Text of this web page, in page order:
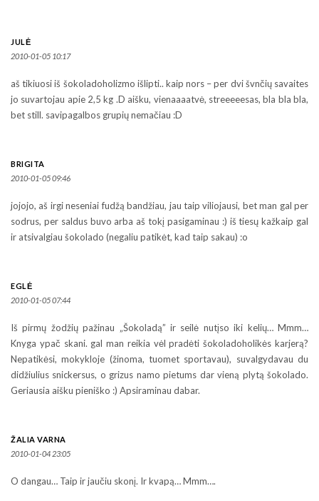
JULĖ
2010-01-05 10:17
aš tikiuosi iš šokoladoholizmo išlipti.. kaip nors – per dvi švnčių savaites
jo suvartojau apie 2,5 kg .D aišku, vienaaaatvė, streeeeesas, bla bla bla,
bet still. savipagalbos grupių nemačiau :D
BRIGITA
2010-01-05 09:46
jojojo, aš irgi neseniai fudžą bandžiau, jau taip viliojausi, bet man gal per
sodrus, per saldus buvo arba aš tokį pasigaminau :) iš tiesų kažkaip gal
ir atsivalgiau šokolado (negaliu patikėt, kad taip sakau) :o
EGLĖ
2010-01-05 07:44
Iš pirmų žodžių pažinau „Šokoladą” ir seilė nutįso iki kelių… Mmm…
Knyga ypač skani. gal man reikia vėl pradėti šokoladoholikės karjerą?
Nepatikėsi, mokykloje (žinoma, tuomet sportavau), suvalgydavau du
didžiulius snickersus, o grizus namo pietums dar vieną plytą šokolado.
Geriausia aišku pieniško :) Apsiraminau dabar.
ŽALIA VARNA
2010-01-04 23:05
O dangau… Taip ir jaučiu skonį. Ir kvapą… Mmm….